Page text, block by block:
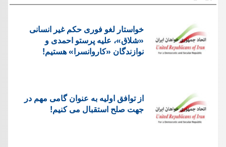
خواستار لغو فوری حکم غیر انسانی
«شلاق»، علیه پرستو احمدی و
نوازندگان «کاروانسرا» هستیم!
از توافق اولیه به عنوان گامی مهم در
جهت صلح استقبال می کنیم!